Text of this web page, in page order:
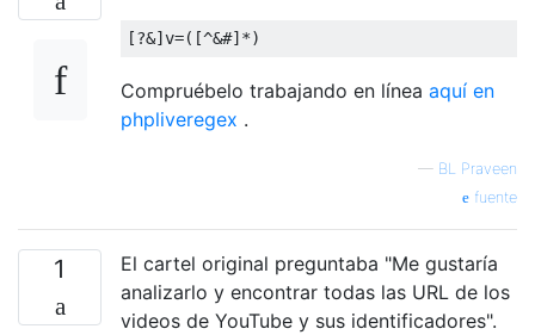
[?&]v=([^&#]*)
Compruébelo trabajando en línea aquí en
phpliveregex .
— BL Praveen
fuente
1
El cartel original preguntaba "Me gustaría
analizarlo y encontrar todas las URL de los
videos de YouTube y sus identificadores".